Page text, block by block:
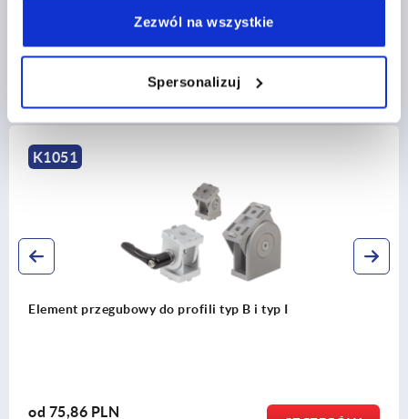
Zezwól na wszystkie
Spersonalizuj
Inni klienci kupili również
przegubowy do profili typ B i typ I
PLN od